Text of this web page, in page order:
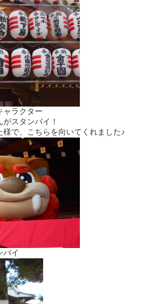
ャラクター
がスタンバイ！
様で、こちらを向いてくれました♪
バイ